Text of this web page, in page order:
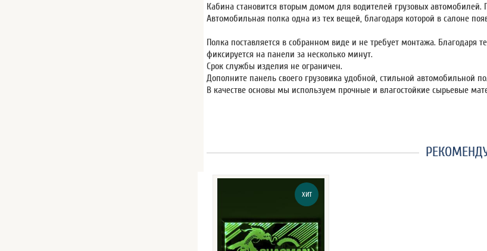
Кабина становится вторым домом для водителей грузовых
Автомобильная полка одна из тех вещей, благодаря которой в салоне
Полка поставляется в собранном виде и не требует монтажа. Благодаря
фиксируется на панели за несколько минут.
Срок службы изделия не ограничен.
Дополните панель своего грузовика удобной, стильной автомобильной
В качестве основы мы используем прочные и влагостойкие сырьевые
ХИТ